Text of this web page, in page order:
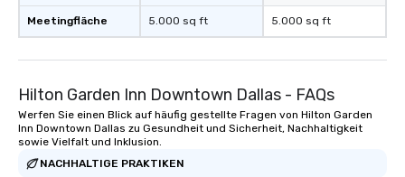
Meetingfläche 5.000 sq ft 5.000 sq ft
Hilton Garden Inn Downtown Dallas - FAQs
Werfen Sie einen Blick auf häufig gestellte Fragen von Hilton Garden
Inn Downtown Dallas zu Gesundheit und Sicherheit, Nachhaltigkeit
sowie Vielfalt und Inklusion.
NACHHALTIGE PRAKTIKEN